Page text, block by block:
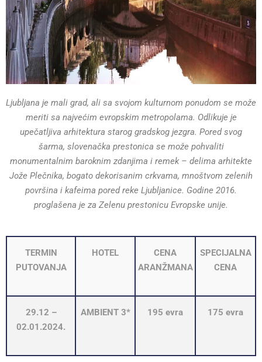
Ljubljana je mali grad, ali sa svojom kulturnom ponudom se može
meriti sa najvećim evropskim metropolama. Odlikuje je
upečatljiva arhitektura starog gradskog jezgra. Pored svog
šarma, slovenačka prestonica se može pohvaliti
monumentalnim baroknim zdanjima i remek – delima arhitekte
Jože Plečnika, bogato dekorisanim crkvama, mnoštvom zelenih
površina i kafeima pored reke Ljubljanice. Godine 2016.
proglašena je za Zelenu prestonicu Evropske unije.
TERMIN
PUTOVANJA
HOTEL
CENA
ARANŽMANA
SPECIJALNA
CENA
29.12 –
02.01.2024.
AMBIENT 3* 195 evra 175 evra